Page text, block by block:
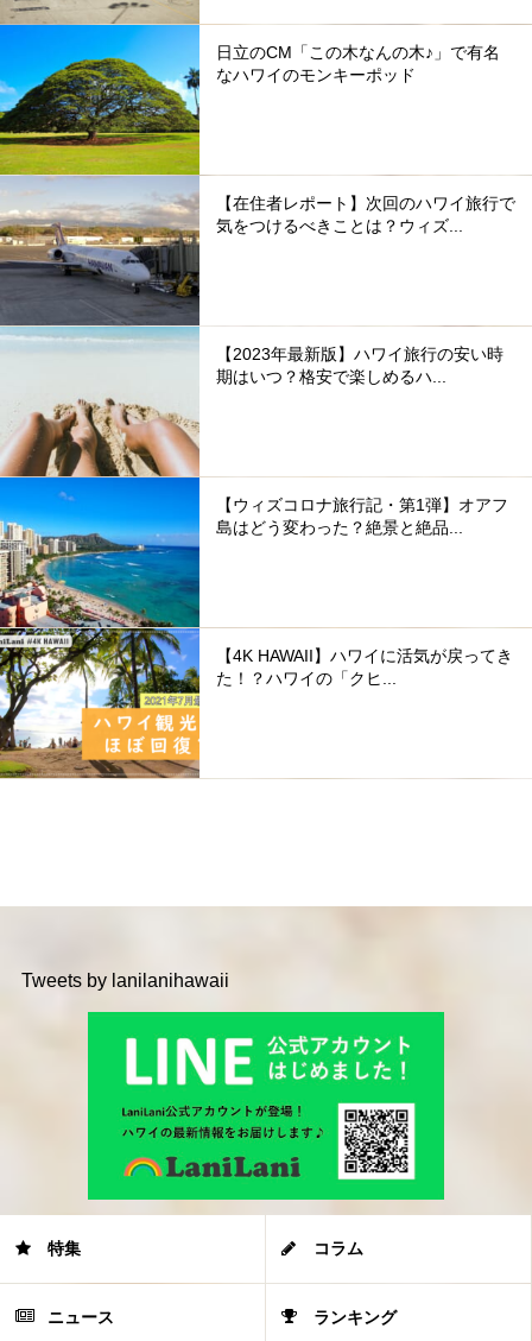
日立のCM「この木なんの木♪」で有名
なハワイのモンキーポッド
【在住者レポート】次回のハワイ旅行で
気をつけるべきことは？ウィズ...
【2023年最新版】ハワイ旅行の安い時
期はいつ？格安で楽しめるハ...
【ウィズコロナ旅行記・第1弾】オアフ
島はどう変わった？絶景と絶品...
【4K HAWAII】ハワイに活気が戻ってき
た！？ハワイの「クヒ...
Tweets by lanilanihawaii
特集 コラム
ニュース ランキング